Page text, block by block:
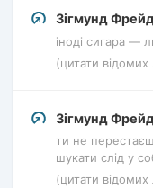
Зігмунд
іноді сигара —
(цитати
Зігмунд
ти не
шукати слід у
(цитати